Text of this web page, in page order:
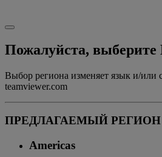
Пожалуйста,
Выбор региона изменяет язык и/или
teamviewer.com
ПРЕДЛАГАЕМЫЙ РЕГИОН
Americas